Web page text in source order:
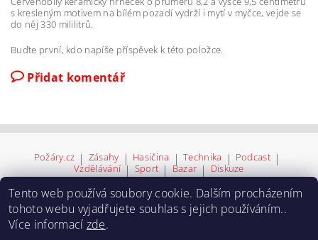
s kresleným motivem na bílém pozadí vydrží i mytí v myčce, vejde se
do něj 330 mililitrů.
Buďte první, kdo napíše příspěvek k této položce.
Přidat komentář
Požáry.cz | Zásahy | Hasičina | Technika | Podcast |
Vzdělávání | Sport | Bazar | Diskuze
Tento web používá soubory cookie. Dalším procházením
tohoto webu vyjadřujete souhlas s jejich používáním..
Více informací zde.